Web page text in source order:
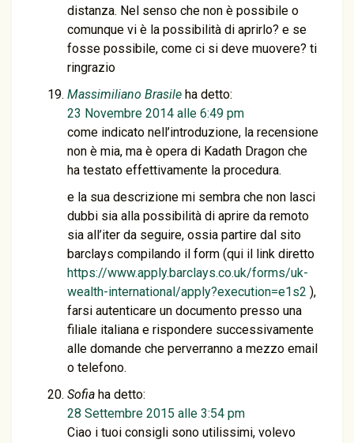
distanza. Nel senso che non è possibile o
comunque vi è la possibilità di aprirlo? e se
fosse possibile, come ci si deve muovere? ti
ringrazio
Massimiliano Brasile ha detto:
23 Novembre 2014 alle 6:49 pm
come indicato nell’introduzione, la recensione
non è mia, ma è opera di Kadath Dragon che
ha testato effettivamente la procedura.
e la sua descrizione mi sembra che non lasci
dubbi sia alla possibilità di aprire da remoto
sia all’iter da seguire, ossia partire dal sito
barclays compilando il form (qui il link diretto
https://www.apply.barclays.co.uk/forms/uk-
wealth-international/apply?execution=e1s2 ),
farsi autenticare un documento presso una
filiale italiana e rispondere successivamente
alle domande che perverranno a mezzo email
o telefono.
Sofia ha detto:
28 Settembre 2015 alle 3:54 pm
Ciao i tuoi consigli sono utilissimi, volevo